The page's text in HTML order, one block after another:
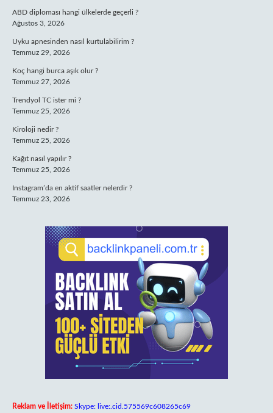
ABD diploması hangi ülkelerde geçerli ?
Ağustos 3, 2026
Uyku apnesinden nasıl kurtulabilirim ?
Temmuz 29, 2026
Koç hangi burca aşık olur ?
Temmuz 27, 2026
Trendyol TC ister mi ?
Temmuz 25, 2026
Kiroloji nedir ?
Temmuz 25, 2026
Kağıt nasıl yapılır ?
Temmuz 25, 2026
Instagram’da en aktif saatler nelerdir ?
Temmuz 23, 2026
Reklam ve İletişim: Skype: live:.cid.575569c608265c69